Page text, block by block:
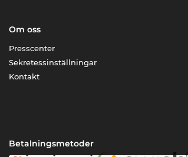
Om oss
Presscenter
Sekretessinställningar
Kontakt
Betalningsmetoder